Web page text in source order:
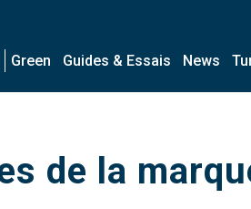
Green Guides & Essais News
de la